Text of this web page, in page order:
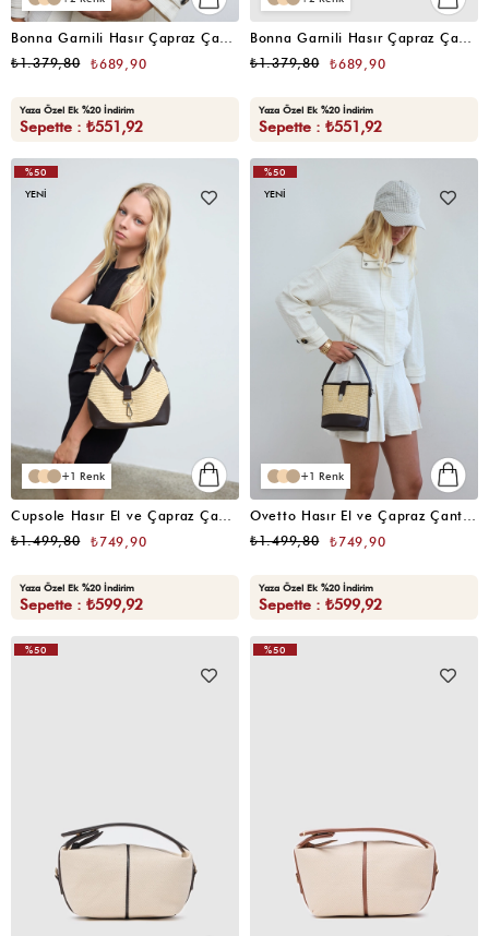
₺689,90
₺1.379,80
Yaza Özel Ek %20 İndirim
Sepette : ₺551,92
₺689,90
₺1.379,80
Yaza Özel Ek %20 İndirim
Sepette : ₺551,92
1
Cupsole Hasır El ve Çapraz Çanta Hasır
₺749,90
₺1.499,80
Yaza Özel Ek %20 İndirim
Sepette : ₺599,92
%50
YENI
1
Ovetto Hasır El ve Çapraz Çanta Acı Kahve
₺749,90
₺1.499,80
Yaza Özel Ek %20 İndirim
Sepette : ₺599,92
%50
YENI
%50 %50